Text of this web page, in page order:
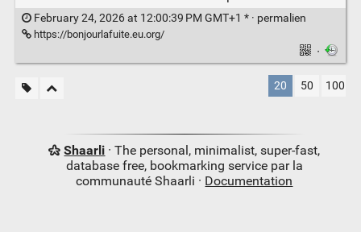
February 24, 2026 at 12:00:39 PM GMT+1 * · permalien
https://bonjourlafuite.eu.org/
·
20 50 100
Shaarli · The personal, minimalist, super-fast,
database free, bookmarking service par la
communauté Shaarli · Documentation